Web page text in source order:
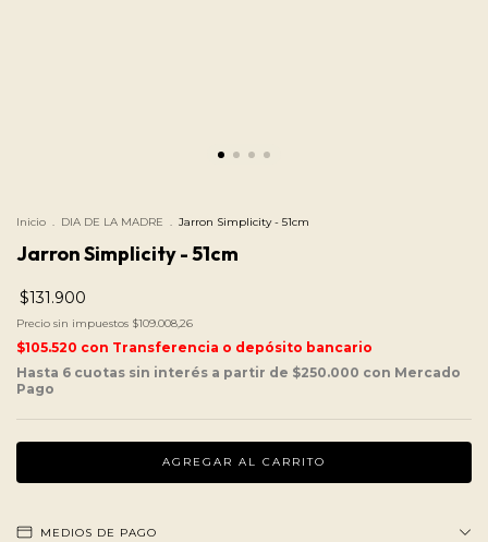
Inicio . DIA DE LA MADRE . Jarron Simplicity - 51cm
Jarron Simplicity - 51cm
$131.900
Precio sin impuestos $109.008,26
$105.520 con Transferencia o depósito bancario
MEDIOS DE PAGO